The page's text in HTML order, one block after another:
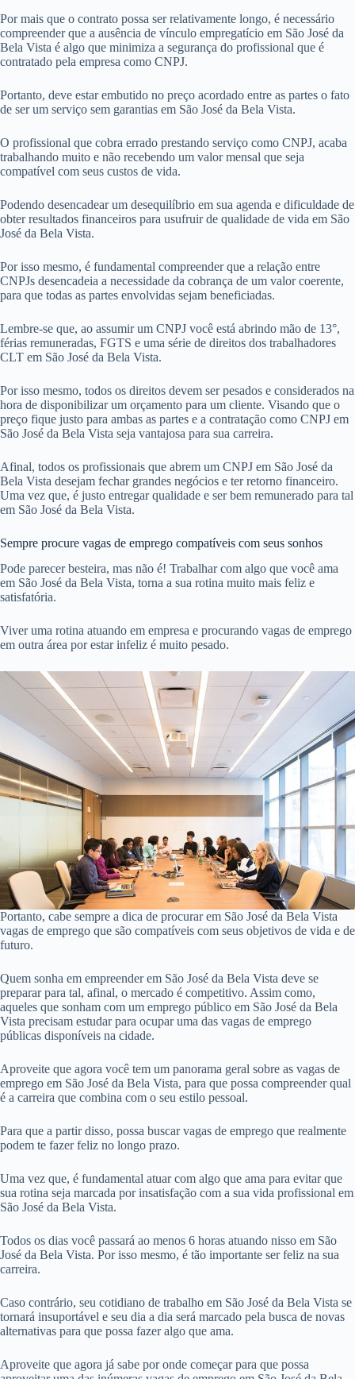
Por mais que o contrato possa ser relativamente longo, é necessário
compreender que a ausência de vínculo empregatício em São José da
Bela Vista é algo que minimiza a segurança do profissional que é
contratado pela empresa como CNPJ.
Portanto, deve estar embutido no preço acordado entre as partes o fato
de ser um serviço sem garantias em São José da Bela Vista.
O profissional que cobra errado prestando serviço como CNPJ, acaba
trabalhando muito e não recebendo um valor mensal que seja
compatível com seus custos de vida.
Podendo desencadear um desequilíbrio em sua agenda e dificuldade de
obter resultados financeiros para usufruir de qualidade de vida em São
José da Bela Vista.
Por isso mesmo, é fundamental compreender que a relação entre
CNPJs desencadeia a necessidade da cobrança de um valor coerente,
para que todas as partes envolvidas sejam beneficiadas.
Lembre-se que, ao assumir um CNPJ você está abrindo mão de 13°,
férias remuneradas, FGTS e uma série de direitos dos trabalhadores
CLT em São José da Bela Vista.
Por isso mesmo, todos os direitos devem ser pesados e considerados na
hora de disponibilizar um orçamento para um cliente. Visando que o
preço fique justo para ambas as partes e a contratação como CNPJ em
São José da Bela Vista seja vantajosa para sua carreira.
Afinal, todos os profissionais que abrem um CNPJ em São José da
Bela Vista desejam fechar grandes negócios e ter retorno financeiro.
Uma vez que, é justo entregar qualidade e ser bem remunerado para tal
em São José da Bela Vista.
Sempre procure vagas de emprego compatíveis com seus sonhos
Pode parecer besteira, mas não é! Trabalhar com algo que você ama
em São José da Bela Vista, torna a sua rotina muito mais feliz e
satisfatória.
Viver uma rotina atuando em empresa e procurando vagas de emprego
em outra área por estar infeliz é muito pesado.
Portanto, cabe sempre a dica de procurar em São José da Bela Vista
vagas de emprego que são compatíveis com seus objetivos de vida e de
futuro.
Quem sonha em empreender em São José da Bela Vista deve se
preparar para tal, afinal, o mercado é competitivo. Assim como,
aqueles que sonham com um emprego público em São José da Bela
Vista precisam estudar para ocupar uma das vagas de emprego
públicas disponíveis na cidade.
Aproveite que agora você tem um panorama geral sobre as vagas de
emprego em São José da Bela Vista, para que possa compreender qual
é a carreira que combina com o seu estilo pessoal.
Para que a partir disso, possa buscar vagas de emprego que realmente
podem te fazer feliz no longo prazo.
Uma vez que, é fundamental atuar com algo que ama para evitar que
sua rotina seja marcada por insatisfação com a sua vida profissional em
São José da Bela Vista.
Todos os dias você passará ao menos 6 horas atuando nisso em São
José da Bela Vista. Por isso mesmo, é tão importante ser feliz na sua
carreira.
Caso contrário, seu cotidiano de trabalho em São José da Bela Vista se
tornará insuportável e seu dia a dia será marcado pela busca de novas
alternativas para que possa fazer algo que ama.
Aproveite que agora já sabe por onde começar para que possa